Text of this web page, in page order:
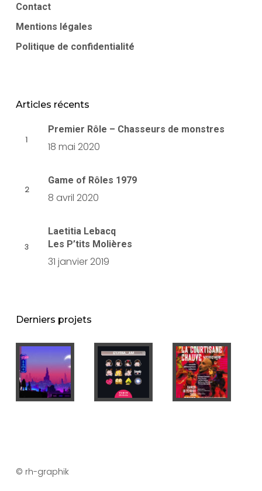
Contact
Mentions légales
Politique de confidentialité
Articles récents
Premier Rôle – Chasseurs de monstres
18 mai 2020
Game of Rôles 1979
8 avril 2020
Laetitia Lebacq
Les P’tits Molières
31 janvier 2019
Derniers projets
© rh-graphik